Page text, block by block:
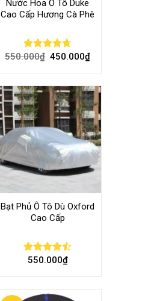
Nước Hoa Ô Tô Duke
Cao Cấp Hương Cà Phê
Rated4.70
550.000₫ 450.000₫
Bạt Phủ Ô Tô Dù Oxford
Cao Cấp
Rated
550.000₫